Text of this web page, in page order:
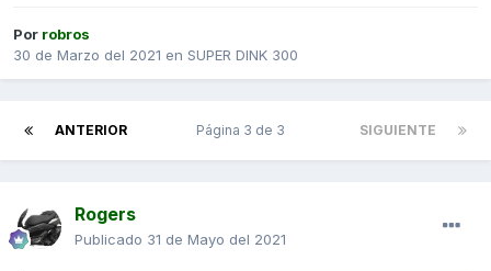
Por robros
30 de Marzo del 2021 en SUPER DINK 300
ANTERIOR SIGUIENTE
Página 3 de 3
Rogers
Publicado 31 de Mayo del 2021